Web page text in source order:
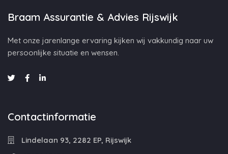
Braam Assurantie & Advies Rijswijk
Met onze jarenlange ervaring kijken wij vakkundig naar uw
persoonlijke situatie en wensen.
Contactinformatie
Lindelaan 93, 2282 EP, Rijswijk